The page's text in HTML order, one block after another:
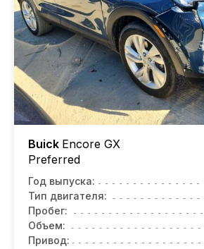
Buick Encore GX
Preferred
Год выпуска:
Тип двигателя:
Пробег:
Объем:
Привод: